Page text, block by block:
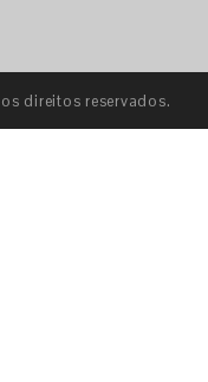
direitos reservados.